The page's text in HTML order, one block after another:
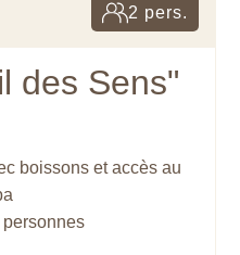
2 pers.
des Sens"
boissons et accès au
personnes